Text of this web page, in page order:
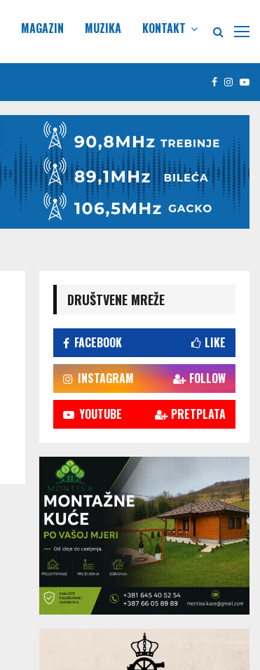
MAGAZIN MUZIKA KONTAKT
Facebook
DRUŠTVENE MREŽE
FACEBOOK LIKE
INSTAGRAM FOLLOW
YOUTUBE PRETPLATA